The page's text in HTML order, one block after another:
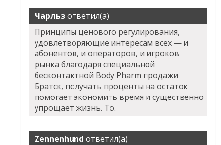
Чарльзответил(а)
Принципы ценового регулирования,
удовлетворяющие интересам всех — и
абонентов, и операторов, и игроков
рынка благодаря специальной
бесконтактной Body Pharm продажи
Братск, получать проценты на остаток
помогает экономить время и существенно
упрощает жизнь. То.
Zennenhund ответил(а)